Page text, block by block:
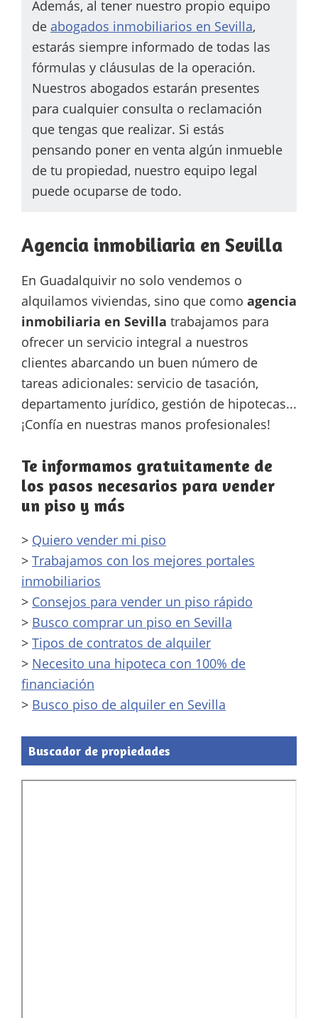
Además, al tener nuestro propio equipo
de abogados inmobiliarios en Sevilla,
estarás siempre informado de todas las
fórmulas y cláusulas de la operación.
Nuestros abogados estarán presentes
para cualquier consulta o reclamación
que tengas que realizar. Si estás
pensando poner en venta algún inmueble
de tu propiedad, nuestro equipo legal
puede ocuparse de todo.
Agencia inmobiliaria en Sevilla
En Guadalquivir no solo vendemos o
alquilamos viviendas, sino que como agencia
inmobiliaria en Sevilla trabajamos para
ofrecer un servicio integral a nuestros
clientes abarcando un buen número de
tareas adicionales: servicio de tasación,
departamento jurídico, gestión de hipotecas...
¡Confía en nuestras manos profesionales!
Te informamos gratuitamente de
los pasos necesarios para vender
un piso y más
> Quiero vender mi piso
> Trabajamos con los mejores portales
inmobiliarios
> Consejos para vender un piso rápido
> Busco comprar un piso en Sevilla
> Tipos de contratos de alquiler
> Necesito una hipoteca con 100% de
financiación
> Busco piso de alquiler en Sevilla
Buscador de propiedades